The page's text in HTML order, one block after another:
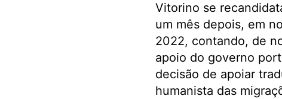
Vitorino se
um mês depois, em
2022, contando, de
apoio do governo
decisão de ­apoiar
humanista das